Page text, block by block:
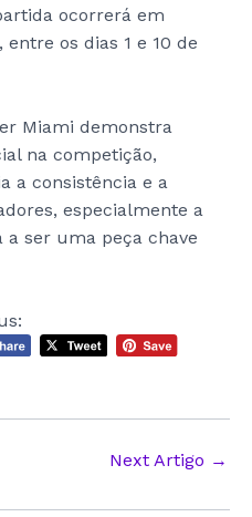
ocorrerá em
entre os dias 1 e 10 de
Miami demonstra
na competição,
a consistência e a
especialmente a
a ser uma peça chave
Next Artigo →